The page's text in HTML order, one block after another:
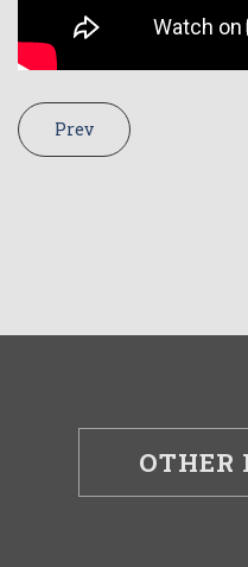
Prev
OTHER